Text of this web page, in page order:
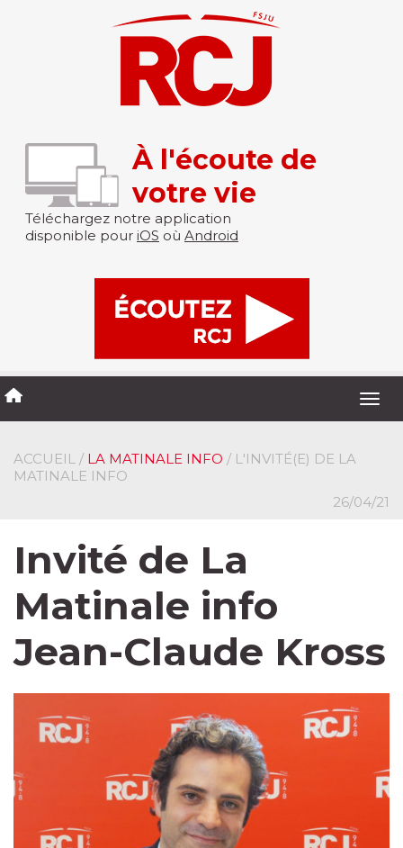
À l'écoute de
votre vie
Téléchargez notre application
disponible pour iOS où Android
ACCUEIL / LA MATINALE INFO / L'INVITÉ(E) DE LA
MATINALE INFO
26/04/21
Invité de La
Matinale info
Jean-Claude Kross